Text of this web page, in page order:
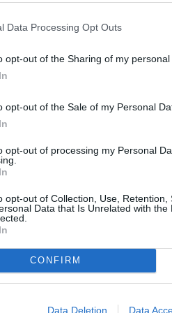
Data Processing Opt Outs
opt-out of the Sharing of my personal
opt-out of the Sale of my Personal
opt-out of processing my Personal
opt-out of Collection, Use, Retention,
Data that Is Unrelated with the
CONFIRM
Data Deletion Data
il carico era solo sui
l’accoglienza dei
oggi il via libera allo
locali, per la creazione di